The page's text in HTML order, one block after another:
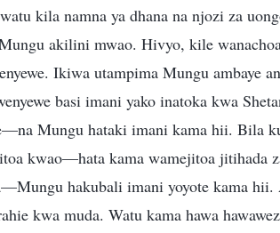
kila namna ya dhana na njozi za
akilini mwao. Hivyo, kile
Ikiwa utampima Mungu ambaye
basi imani yako inatoka kwa
Mungu hataki imani kama hii. Bila
kwao—hata kama wamejitoa jitihada
hakubali imani yoyote kama hii.
kwa muda. Watu kama hawa